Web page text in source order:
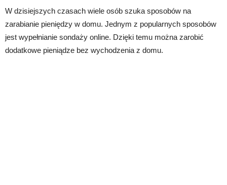
W dzisiejszych czasach wiele osób szuka sposobów na
zarabianie pieniędzy w domu. Jednym z popularnych sposobów
jest wypełnianie sondaży online. Dzięki temu można zarobić
dodatkowe pieniądze bez wychodzenia z domu.